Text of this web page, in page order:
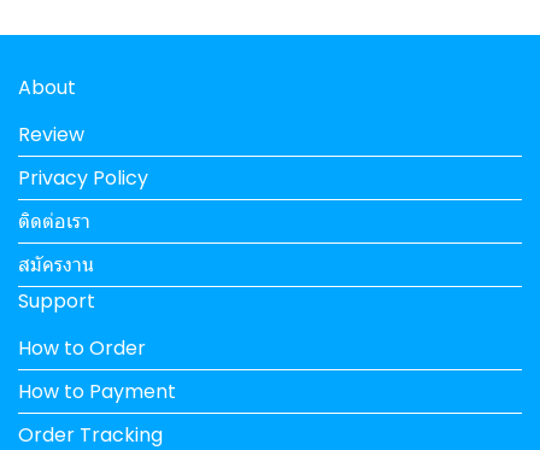
About
Review
Privacy Policy
ติดต่อเรา
สมัครงาน
Support
How to Order
How to Payment
Order Tracking